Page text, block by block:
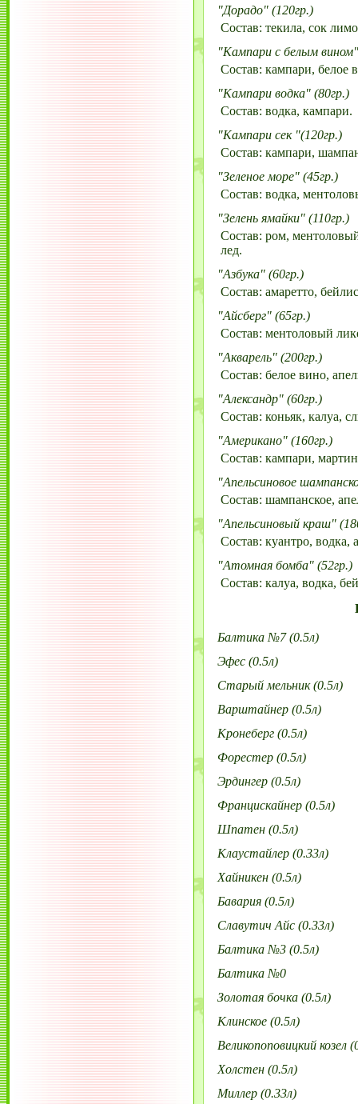
"Дорадо" (120гр.)
Состав: текила, сок
"Кампари с белым
Состав: кампари, белое
"Кампари водка" (80гр.)
Состав: водка, кампари.
"Кампари сек "(120гр.)
Состав: кампари,
"Зеленое море" (45гр.)
Состав: водка,
"Зелень ямайки" (110гр.)
Состав: ром,
лед.
"Азбука" (60гр.)
Состав: амаретто,
"Айсберг" (65гр.)
Состав: ментоловый
"Акварель" (200гр.)
Состав: белое вино,
"Александр" (60гр.)
Состав: коньяк, калуа,
"Американо" (160гр.)
Состав: кампари,
"Апельсиновое
Состав: шампанское,
"Апельсиновый краш"
Состав: куантро, водка,
"Атомная бомба" (52гр.)
Состав: калуа, водка,
Балтика №7 (0.5л)
Эфес (0.5л)
Старый мельник (0.5л)
Варштайнер (0.5л)
Кронеберг (0.5л)
Форестер (0.5л)
Эрдингер (0.5л)
Францискайнер (0.5л)
Шпатен (0.5л)
Клаустайлер (0.33л)
Хайникен (0.5л)
Бавария (0.5л)
Славутич Айс (0.33л)
Балтика №3 (0.5л)
Балтика №0
Золотая бочка (0.5л)
Клинское (0.5л)
Великопоповицкий козел
Холстен (0.5л)
Миллер (0.33л)